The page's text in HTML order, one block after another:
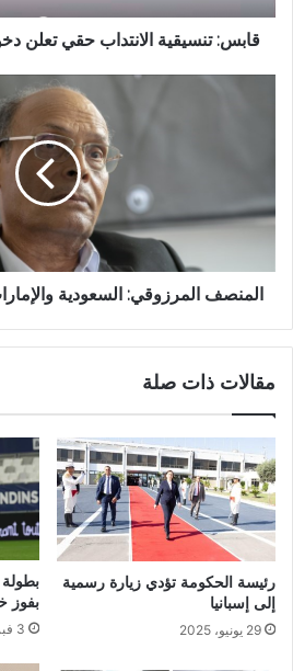
قابس: تنسيقية الانتداب حقي تعلن
المنصف المرزوقي: السعودية
مقالات ذات صلة
رئيسة الحكومة تؤدي زيارة رسمية
إلى إسبانيا
29 يونيو، 2025
بفوز
3 فبراير، 2021